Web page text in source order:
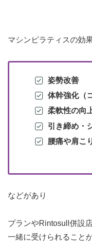
マシンピラティスの効
姿勢改善
体幹強化（
柔軟性の向
引き締め・
腰痛や肩こ
などがあり
プランやRintosull併設
一緒に受けられること